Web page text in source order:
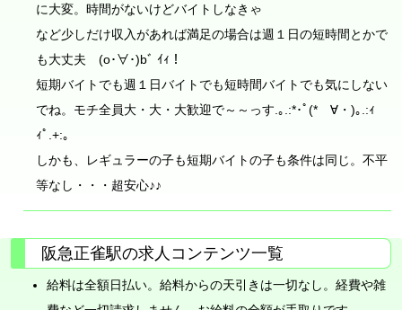
に大変。時間がないけどバイトしなきゃ
など少しだけ収入があれば満足の場合は週１日の短時間とかで
も大丈夫 (o･∀･)bﾞ ｲｨ！
短期バイトでも週１日バイトでも短時間バイトでも気にしない
でね。モチ全員大・大・大歓迎で～～っす.｡.:*･ﾟ(*ゝ∀・)｡.:ｨ
ｨﾟ.+:｡
しかも、レギュラーの子も短期バイトの子も条件は同じ。不平
等なし・・・超安心♪♪
阪急正雀駅の求人コンテンツ一覧
給料は全額日払い。給料からの天引きは一切なし。経費や雑